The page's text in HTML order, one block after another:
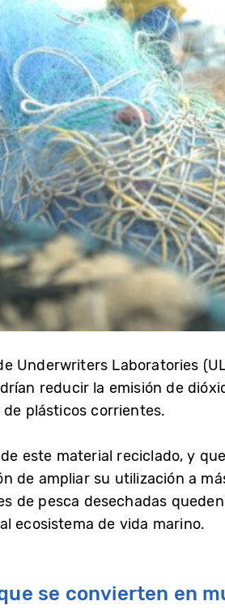
Underwriters Laboratories
reducir la emisión de
plásticos corrientes.
este material reciclado, y
de ampliar su utilización a
de pesca desechadas
ecosistema de vida marino.
se convierten en